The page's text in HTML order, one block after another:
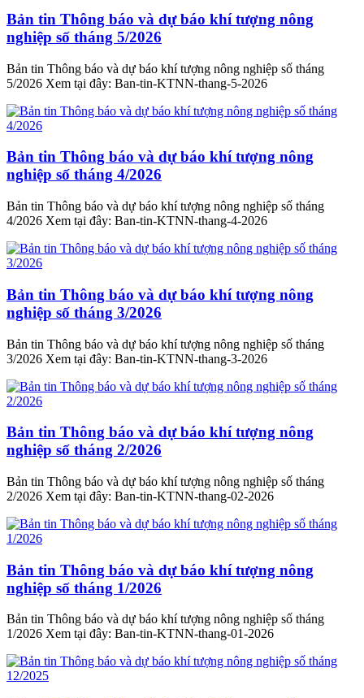
Bản tin Thông báo và dự báo khí tượng nông
nghiệp số tháng 5/2026
Bản tin Thông báo và dự báo khí tượng nông nghiệp số tháng
5/2026 Xem tại đây: Ban-tin-KTNN-thang-5-2026
Bản tin Thông báo và dự báo khí tượng nông
nghiệp số tháng 4/2026
Bản tin Thông báo và dự báo khí tượng nông nghiệp số tháng
4/2026 Xem tại đây: Ban-tin-KTNN-thang-4-2026
Bản tin Thông báo và dự báo khí tượng nông
nghiệp số tháng 3/2026
Bản tin Thông báo và dự báo khí tượng nông nghiệp số tháng
3/2026 Xem tại đây: Ban-tin-KTNN-thang-3-2026
Bản tin Thông báo và dự báo khí tượng nông
nghiệp số tháng 2/2026
Bản tin Thông báo và dự báo khí tượng nông nghiệp số tháng
2/2026 Xem tại đây: Ban-tin-KTNN-thang-02-2026
Bản tin Thông báo và dự báo khí tượng nông
nghiệp số tháng 1/2026
Bản tin Thông báo và dự báo khí tượng nông nghiệp số tháng
1/2026 Xem tại đây: Ban-tin-KTNN-thang-01-2026